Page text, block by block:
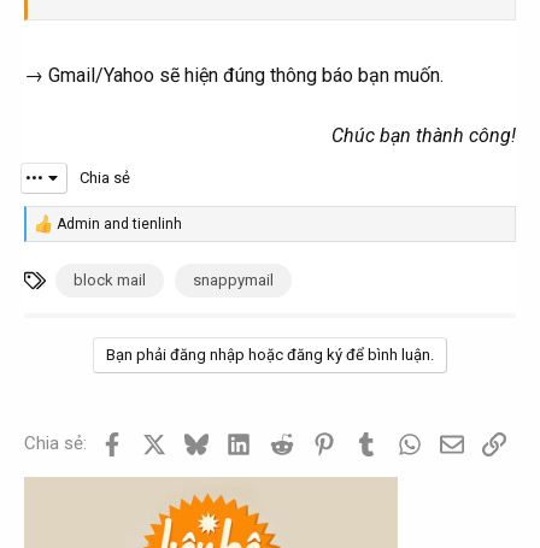
→ Gmail/Yahoo sẽ hiện đúng thông báo bạn muốn.
Chúc bạn thành công!
••• Chia sẻ
R
a
c
Admin andtienlinh
T
a
block mail snappymail
Bạn phải đăng nhập hoặc đăng ký để bình luận.
Chia sẻ: Facebook BlueskyLinkedInReddit PinterestTumblrWhatsApp
EmailLink